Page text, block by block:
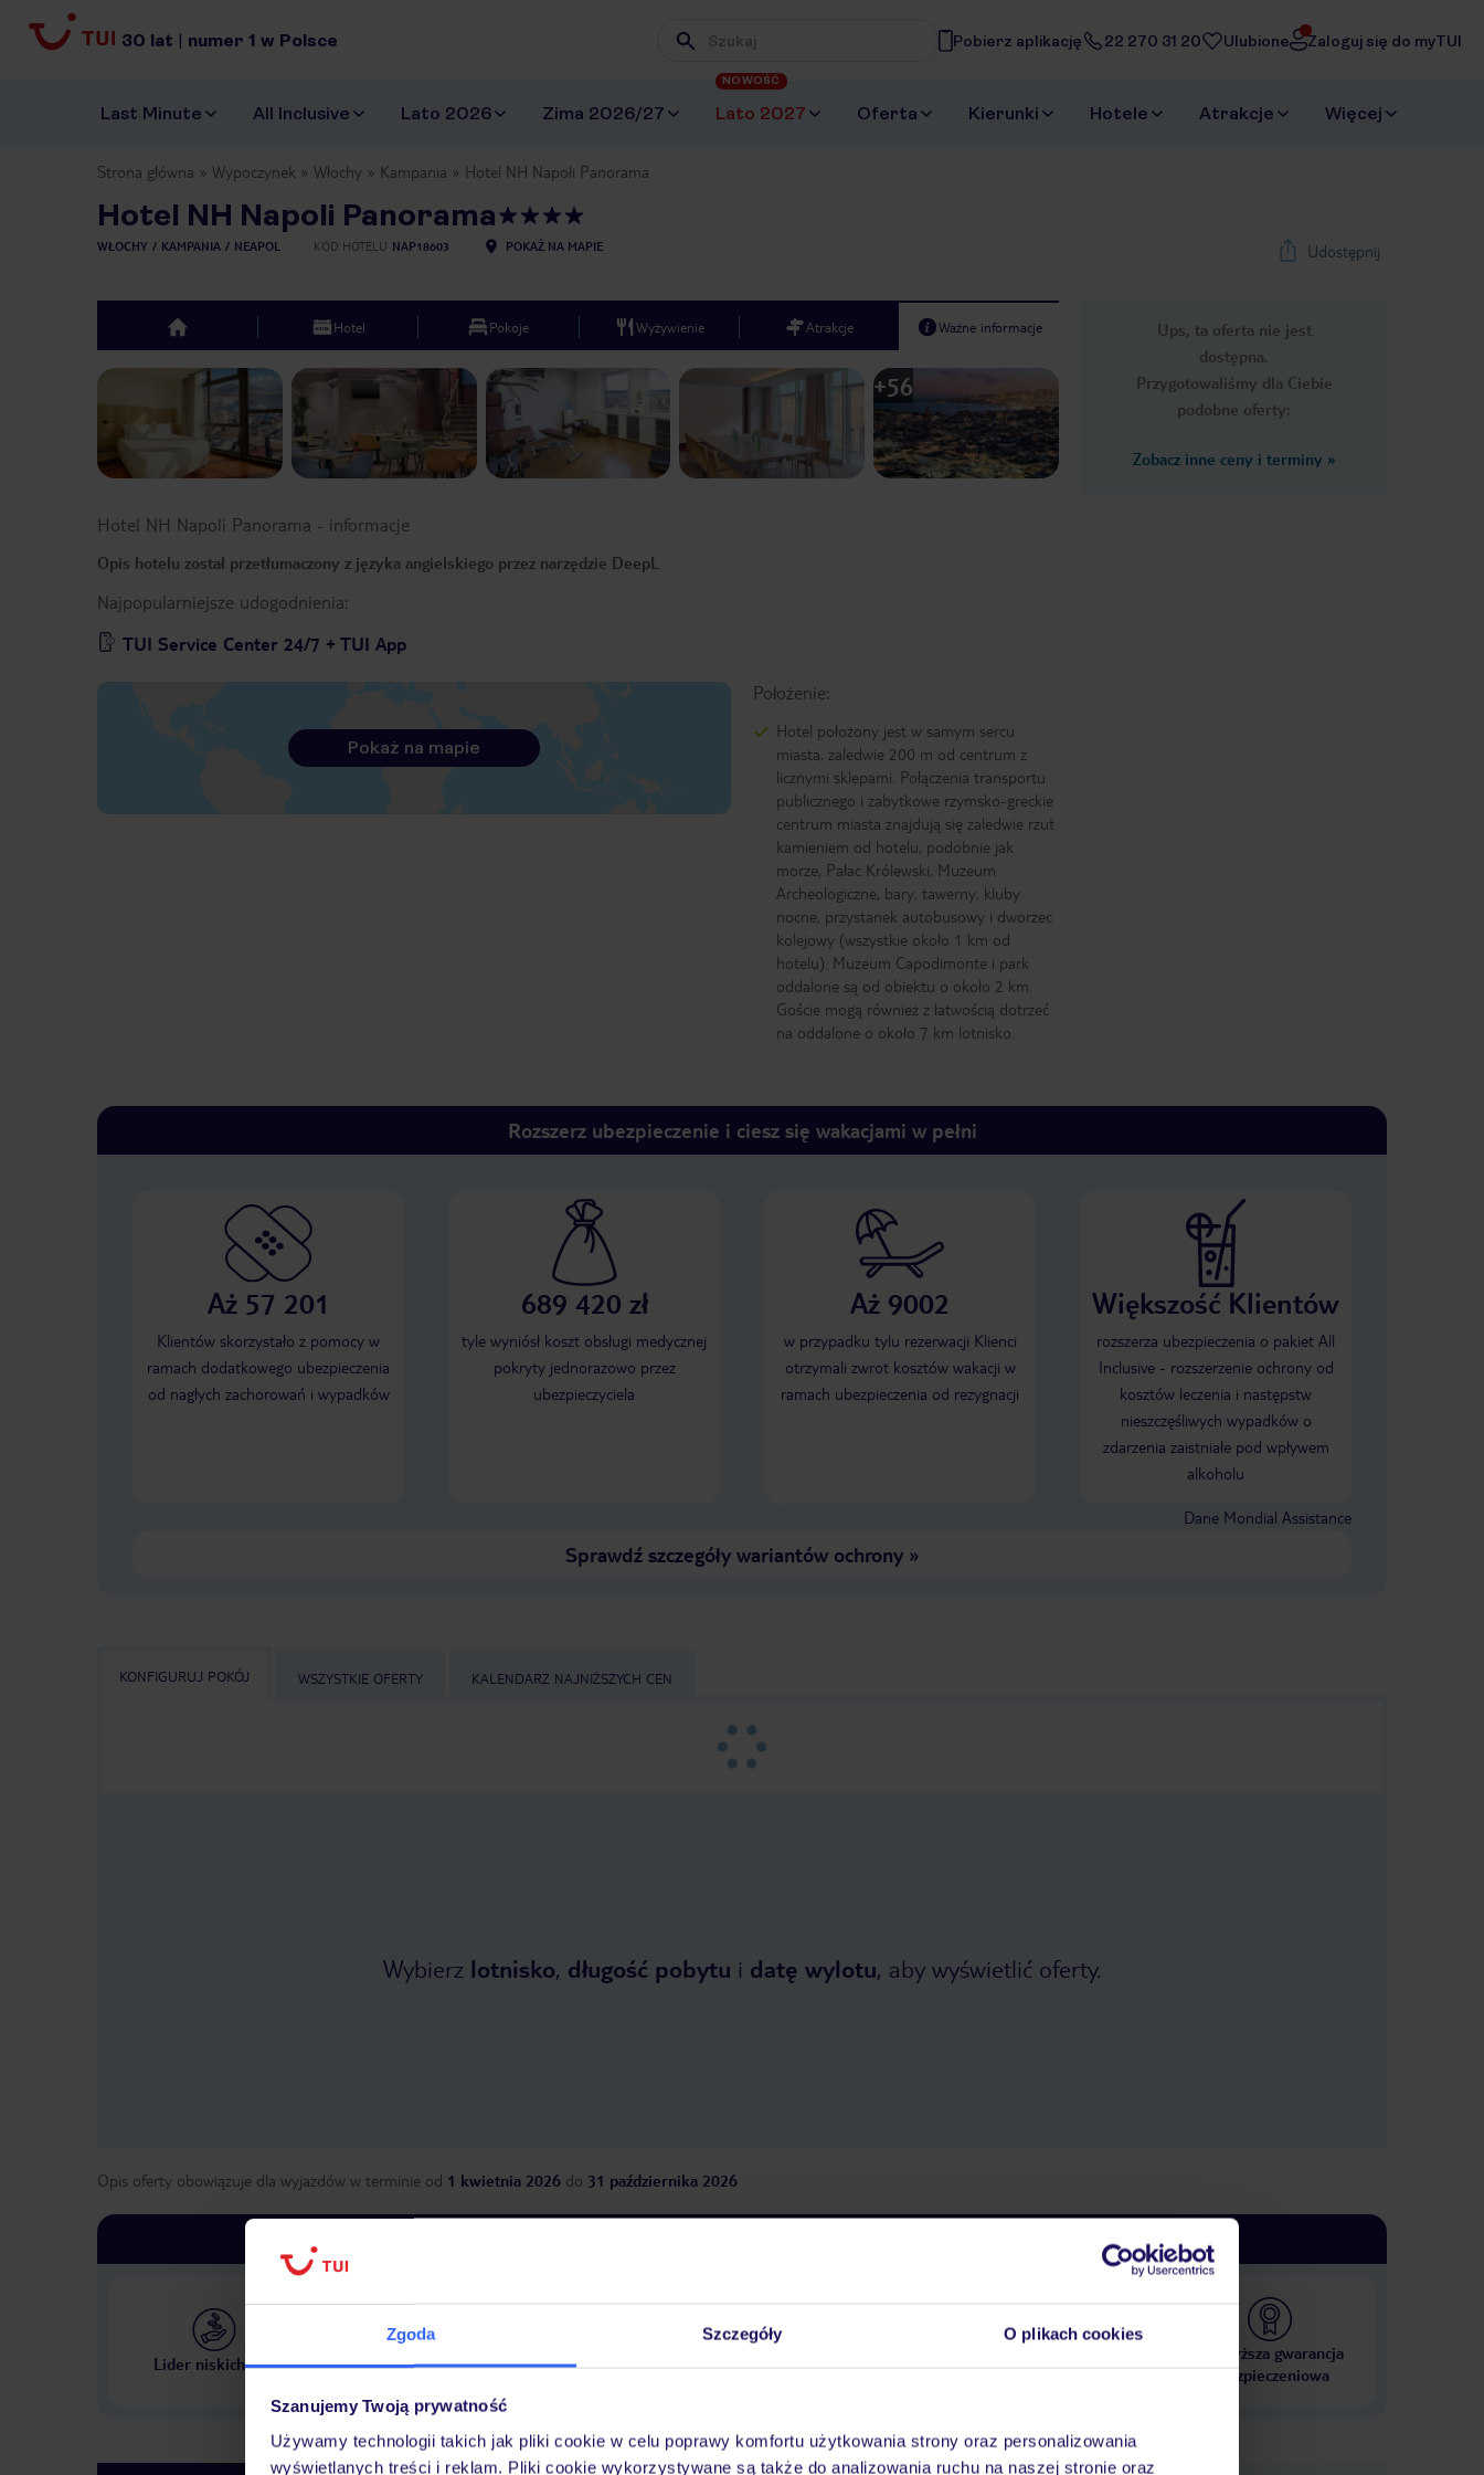
Zgoda Szczegóły O plikach cookies
Szanujemy Twoją prywatność
Używamy technologii takich jak pliki cookie w celu poprawy komfortu użytkowania strony oraz personalizowania
wyświetlanych treści i reklam. Pliki cookie wykorzystywane są także do analizowania ruchu na naszej stronie oraz
30 lat | numer 1 w Polsce Wpisz frazę, której szukasz
Pobierz aplikację 22 270 31 20 Ulubione Zaloguj się do myTUI
Last Minute All Inclusive Lato 2026 Zima 2026/27 Lato 2027
NOWOŚĆ
Oferta Kierunki Hotele Atrakcje Więcej
Strona główna Wypoczynek Włochy Kampania Hotel NH Napoli Panorama
Hotel NH Napoli Panorama
WŁOCHY KAMPANIA NEAPOL KOD HOTELU NAP18603 POKAŻ NA MAPIE Udostępnij
Ups, ta oferta nie jest
dostępna.
Przygotowaliśmy dla Ciebie
podobne oferty:
Zobacz inne ceny i terminy »
top Hotel Pokoje Wyżywienie Atrakcje Ważne informacje
Previous slide Next slide
1 /62
+56
Hotel NH Napoli Panorama - informacje
Opis hotelu został przetłumaczony z języka angielskiego przez narzędzie DeepL
Najpopularniejsze udogodnienia:
TUI Service Center 24/7 + TUI App
Położenie:
Hotel położony jest w samym sercu
miasta, zaledwie 200 m od centrum z
licznymi sklepami. Połączenia transportu
publicznego i zabytkowe rzymsko-greckie
centrum miasta znajdują się zaledwie rzut
kamieniem od hotelu, podobnie jak
morze, Pałac Królewski, Muzeum
Archeologiczne, bary, tawerny, kluby
nocne, przystanek autobusowy i dworzec
kolejowy (wszystkie około 1 km od
hotelu). Muzeum Capodimonte i park
oddalone są od obiektu o około 2 km.
Goście mogą również z łatwością dotrzeć
na oddalone o około 7 km lotnisko.
Pokaż na mapie
Rozszerz ubezpieczenie i ciesz się wakacjami w pełni
Aż 57 201
Klientów skorzystało z pomocy w
ramach dodatkowego ubezpieczenia
od nagłych zachorowań i wypadków
689 420 zł
tyle wyniósł koszt obsługi medycznej
pokryty jednorazowo przez
ubezpieczyciela
Aż 9002
w przypadku tylu rezerwacji Klienci
otrzymali zwrot kosztów wakacji w
ramach ubezpieczenia od rezygnacji
Większość Klientów
rozszerza ubezpieczenia o pakiet All
Inclusive - rozszerzenie ochrony od
kosztów leczenia i następstw
nieszczęśliwych wypadków o
zdarzenia zaistniałe pod wpływem
alkoholu
Dane Mondial Assistance
Sprawdź szczegóły wariantów ochrony»
KONFIGURUJ POKÓJ WSZYSTKIE OFERTY KALENDARZ NAJNIŻSZYCH CEN
Wybierz lotnisko, długość pobytu i datę wylotu, aby wyświetlić oferty.
Opis oferty obowiązuje dla wyjazdów w terminie od 1 kwietnia 2026 do 31 października 2026
Lider niskich cen
w Polsce
30 lat w Polsce
wakacjach 24/7
krajach
Najwyższa gwarancja
ubezpieczeniowa